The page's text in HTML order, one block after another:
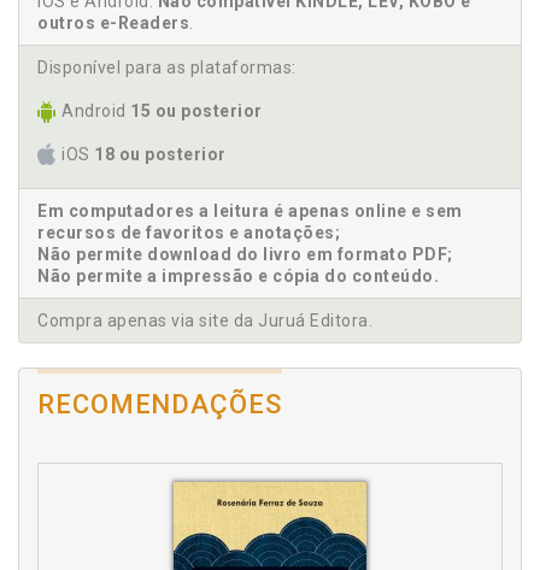
Assistência judiciária gratuita e benefício da justiça
C
Conclusão, p. 129
Constituição Federal. Advocacia na Ordem
Constitucional - Art. 133 da CF, p. 33
Controvérsia. Direito aos honorários advocatícios,
devedor dos honorários, justiça gratuita e
controvérsias, p. 59
Custo do processo, p. 47
gratuita e controvérsias, p. 59
Devido processo legal, p. 37
Direito aos honorários advocatícios, devedor dos
honorários, justiça gratuita e controvérsias, p. 59
outros e-Readers.
Disponível para as plataformas:
Android 15 ou posterior
iOS 18 ou posterior
Em computadores a leitura é apenas online e sem
recursos de favoritos e anotações;
Não permite download do livro em formato PDF;
Não permite a impressão e cópia do conteúdo.
Compra apenas via site da Juruá Editora.
RECOMENDAÇÕES